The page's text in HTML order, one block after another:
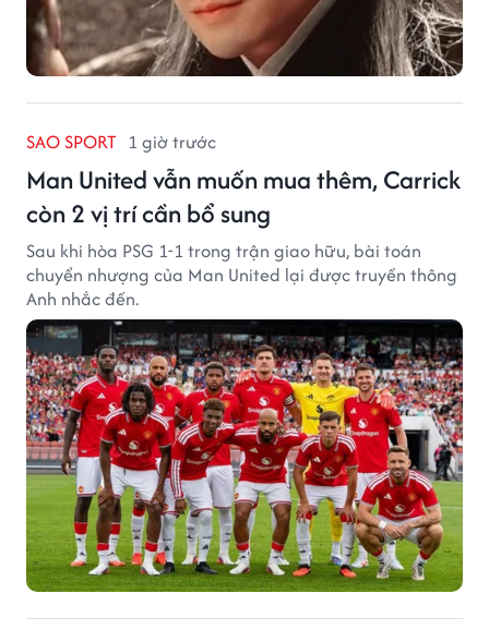
SAO SPORT 1 giờ trước
Man United vẫn muốn mua thêm, Carrick
còn 2 vị trí cần bổ sung
Sau khi hòa PSG 1-1 trong trận giao hữu, bài toán
chuyển nhượng của Man United lại được truyền thông
Anh nhắc đến.